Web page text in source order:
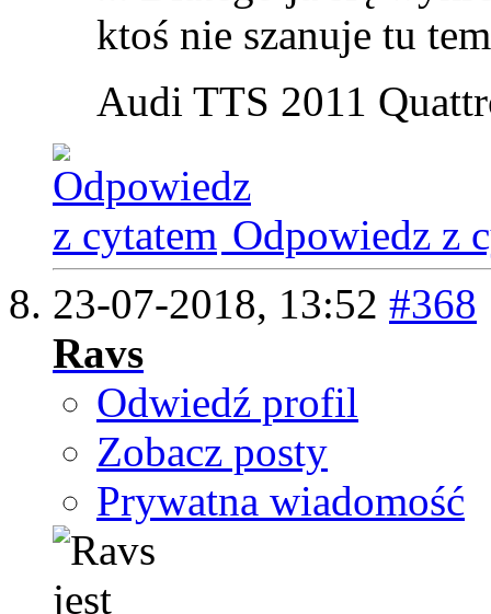
ktoś nie szanuje tu
Audi TTS 2011
Odpowiedz z
23-07-2018, 13:52 #368
Ravs
Odwiedź profil
Zobacz posty
Prywatna wiadomość